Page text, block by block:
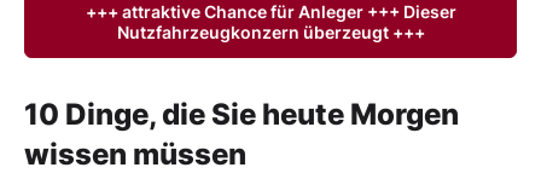
Anlageprodukte
Finanz-Check
+++ attraktive Chance für Anleger +++ Dieser
Nutzfahrzeugkonzern überzeugt +++
10 Dinge, die Sie heute Morgen
wissen müssen